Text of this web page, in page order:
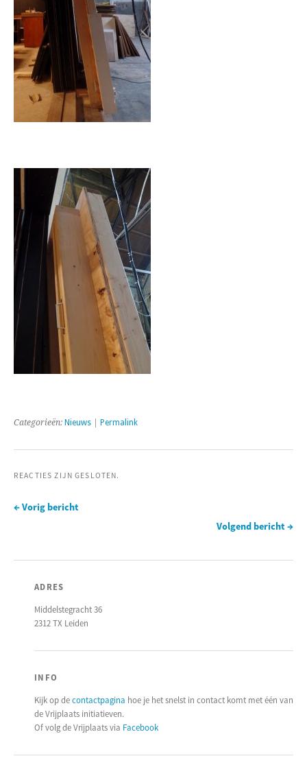
Categorieën: Nieuws Permalink
REACTIES ZIJN GESLOTEN.
← Vorig bericht
Volgend bericht →
ADRES
Middelstegracht 36
2312 TX Leiden
INFO
Kijk op decontactpagina hoe je het snelst in contact komt met één van
de Vrijplaats initiatieven.
Of volg de Vrijplaats via Facebook